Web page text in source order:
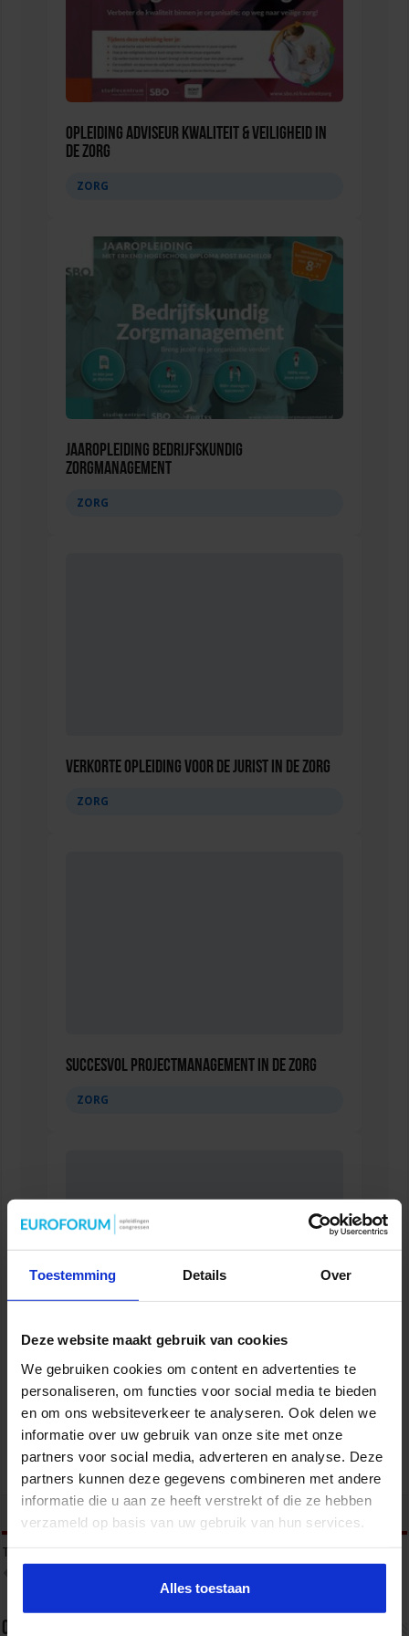
Toestemming Details Over
Deze website maakt gebruik van cookies
We gebruiken cookies om content en advertenties te
personaliseren, om functies voor social media te bieden
en om ons websiteverkeer te analyseren. Ook delen we
informatie over uw gebruik van onze site met onze
partners voor social media, adverteren en analyse. Deze
partners kunnen deze gegevens combineren met andere
informatie die u aan ze heeft verstrekt of die ze hebben
verzameld op basis van uw gebruik van hun services.
Alles toestaan
Opleiding Adviseur Kwaliteit & Veiligheid in
de zorg
ZORG
Jaaropleiding Bedrijfskundig
Zorgmanagement
ZORG
Verkorte opleiding voor de Jurist in de Zorg
ZORG
Succesvol Projectmanagement in de Zorg
ZORG
Mobile Healthcare Event 2026
ZORG
tweet
Tags
Over sbo